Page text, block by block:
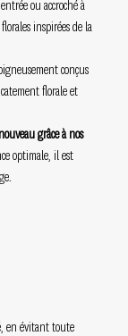
ou accroché à
inspirées de la
conçus
florale et
grâce à nos
optimale, il est
en évitant toute